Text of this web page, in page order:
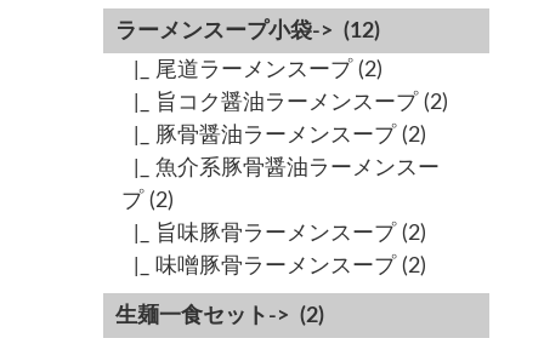
ラーメンスープ小袋-> (12)
|_ 尾道ラーメンスープ(2)
|_ 旨コク醤油ラーメンスープ(2)
|_ 豚骨醤油ラーメンスープ(2)
|_ 魚介系豚骨醤油ラーメンスー
プ(2)
|_ 旨味豚骨ラーメンスープ(2)
|_ 味噌豚骨ラーメンスープ(2)
生麺一食セット-> (2)